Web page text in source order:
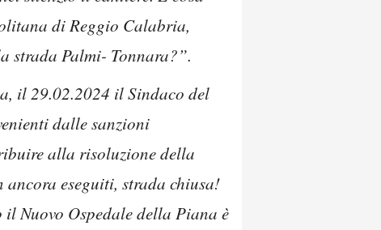
di Reggio Calabria,
strada Palmi- Tonnara?”.
il 29.02.2024 il Sindaco del
dalle sanzioni
alla risoluzione della
eseguiti, strada chiusa!
Nuovo Ospedale della Piana è